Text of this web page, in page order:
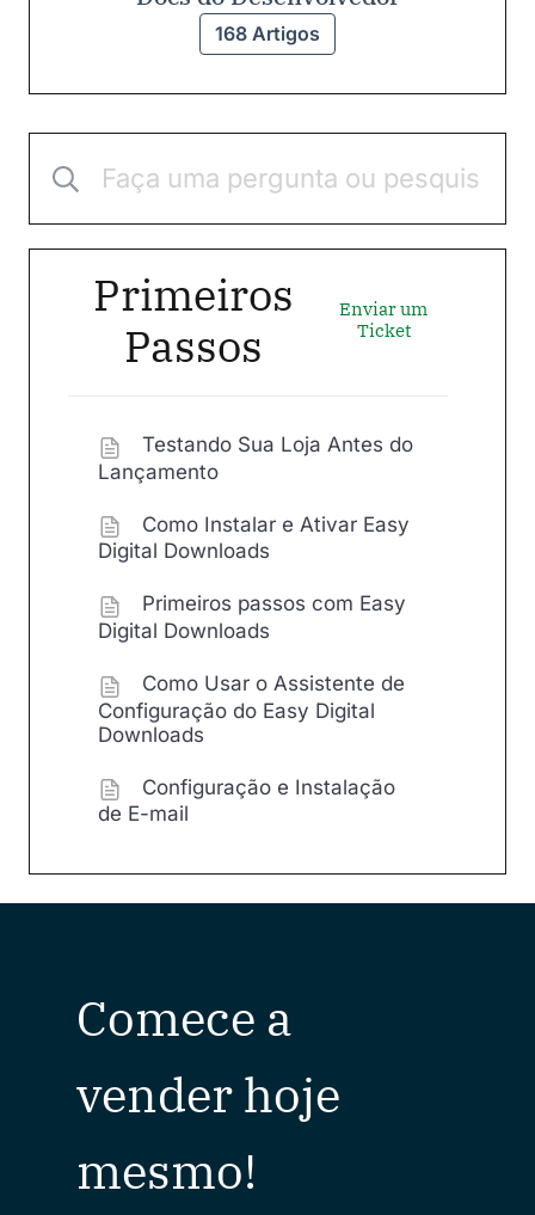
168 Artigos
Primeiros
Passos
Enviar um
Ticket
Testando Sua Loja Antes do
Lançamento
Como Instalar e Ativar Easy
Digital Downloads
Primeiros passos com Easy
Digital Downloads
Como Usar o Assistente de
Configuração do Easy Digital
Downloads
Configuração e Instalação
de E-mail
Comece a
vender hoje
mesmo!